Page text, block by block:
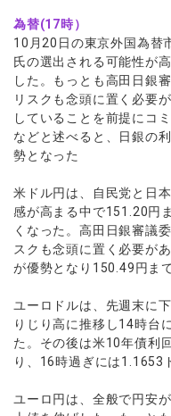
為替(17時）
10月20日の東京外国為替
氏の選出される可能性が
した。もっとも高田日銀
リスクも念頭に置く必要
していることを前提にコ
などと述べると、日銀の
勢となった
米ドル円は、自民党と日
感が高まる中で151.20円
くなった。高田日銀審議
スクも念頭に置く必要が
が優勢となり150.49円ま
ユーロドルは、先週末に
りじり高に推移し14時台
た。その後は米10年債利
り、16時過ぎには1.1653
ユーロ円は、全般で円安